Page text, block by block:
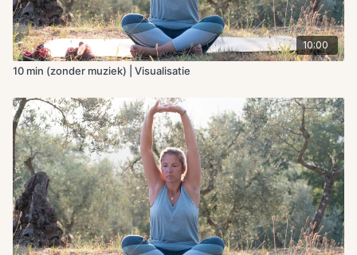
10:00
10 min (zonder muziek) | Visualisatie